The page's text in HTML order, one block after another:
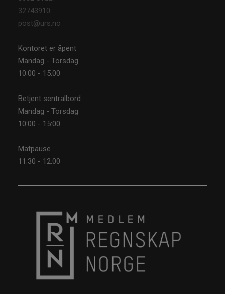
32743910
post@urs.no
Kontoret er åpent
Mandag - Torsdag
10:00 - 15:00
Betjent sentralbord
Mandag - Torsdag
10:00 - 15:00
Matpause
11:30 - 12:00